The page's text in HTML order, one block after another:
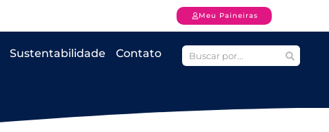
Meu Paineiras
Sustentabilidade Contato